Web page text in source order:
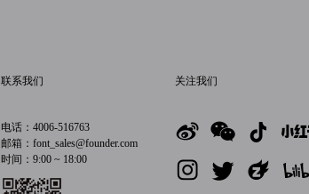
联系我们
电话：4006-516763
邮箱：font_sales@founder.com
时间：9:00 ~ 18:00
关注我们